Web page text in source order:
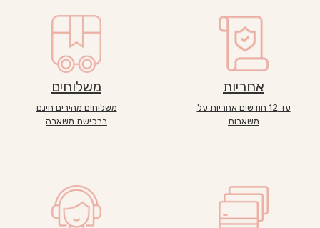
משלוחים
משלוחים מהירים חינם
ברכישת משאבה
אחריות
עד 12 חודשים אחריות על
משאבות